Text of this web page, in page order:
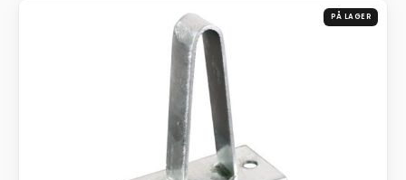
PÅ LAGER